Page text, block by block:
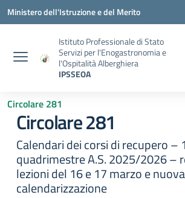
Vai ai contenuti
Vai al menu di navigazione
Vai al footer
Ministero dell'Istruzione e del Merito
Istituto Professionale di Stato
Servizi per l'Enogastronomia e
l'Ospitalità Alberghiera
IPSSEOA
Circolare 281
Circolare 281
Calendari dei corsi di recupero –
quadrimestre A.S. 2025/2026 –
lezioni del 16 e 17 marzo e nuova
calendarizzazione